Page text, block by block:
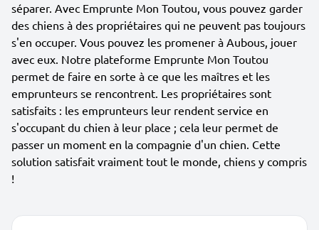
séparer. Avec Emprunte Mon Toutou, vous pouvez garder
des chiens à des propriétaires qui ne peuvent pas toujours
s'en occuper. Vous pouvez les promener à Aubous, jouer
avec eux. Notre plateforme Emprunte Mon Toutou
permet de faire en sorte à ce que les maîtres et les
emprunteurs se rencontrent. Les propriétaires sont
satisfaits : les emprunteurs leur rendent service en
s'occupant du chien à leur place ; cela leur permet de
passer un moment en la compagnie d'un chien. Cette
solution satisfait vraiment tout le monde, chiens y compris
!